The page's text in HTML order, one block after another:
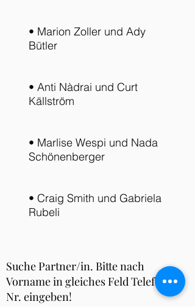
• Marion Zoller und Ady
Bütler
• Anti Nàdrai und Curt
Källström
• Marlise Wespi und Nada
Schönenberger
• Craig Smith und Gabriela
Rubeli
Suche Partner/in. Bitte nach
Vorname in gleiches Feld Telefon -
Nr. eingeben!